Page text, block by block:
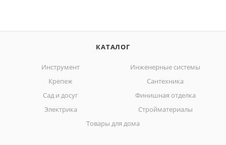
КАТАЛОГ
Инструмент
Инженерные системы
Крепеж
Сантехника
Сад и досуг
Финишная отделка
Электрика
Стройматериалы
Товары для дома